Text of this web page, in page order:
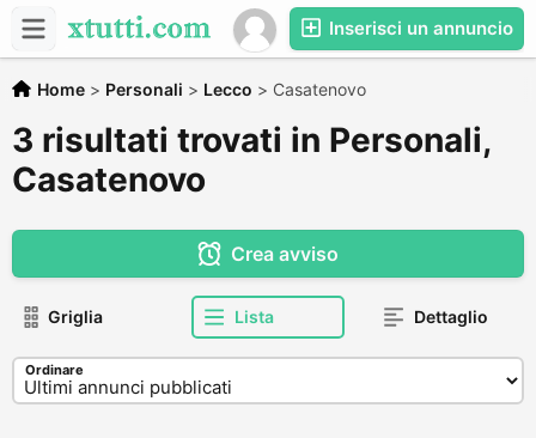
Inserisci un annuncio
Home > Personali > Lecco > Casatenovo
3 risultati trovati in Personali,
Casatenovo
Crea avviso
Griglia Lista Dettaglio
Ordinare